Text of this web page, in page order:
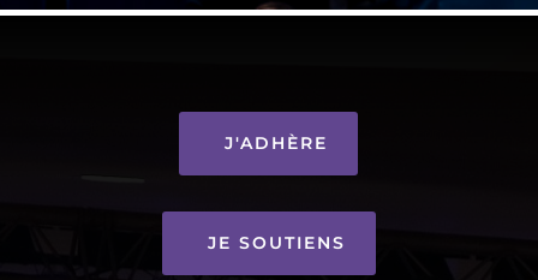
J'ADHÈRE
JE SOUTIENS